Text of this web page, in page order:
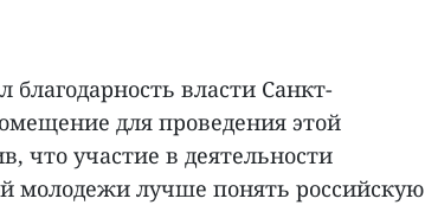
власти Санкт-
для проведения этой
что участие в деятельности
молодежи лучше понять российскую